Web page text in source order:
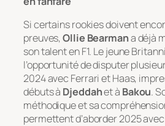
Si certains rookies doivent
preuves,Ollie Bearmana déjà
son talent en F1. Le jeune
l’opportunité de disputer
2024 avec Ferrari et Haas,
débuts à Djeddahet à Bakou.
méthodique et sa
permettent d’aborder 2025